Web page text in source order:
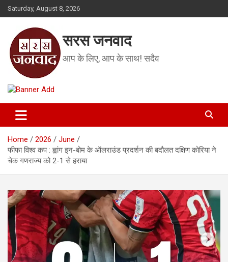
Skip
to
Saturday, August 8, 2026
सरस जनवाद
आप के लिए, आप के साथ! सदैव
Home 2026
June
फीफा विश्व कप : ह्वांग इन-बोम के ऑलराउंड प्रदर्शन की बदौलत दक्षिण कोरिया ने
चेक गणराज्य को 2-1 से हराया